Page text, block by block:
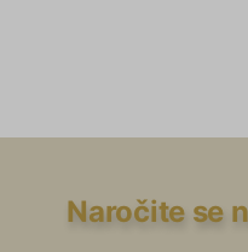
Naročite se